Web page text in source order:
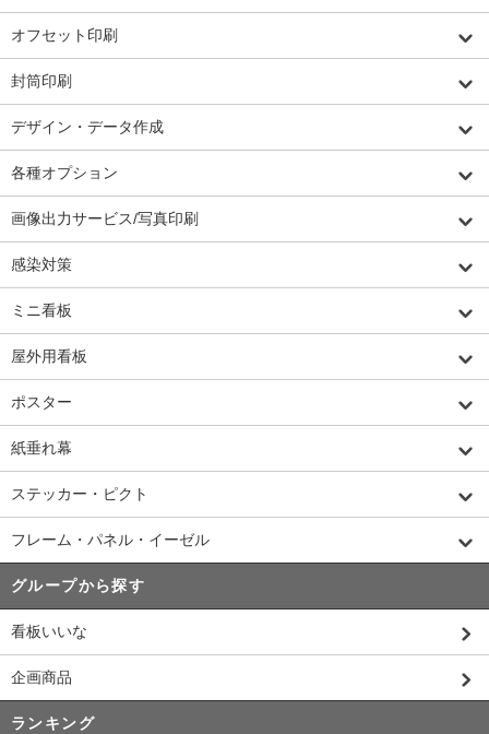
オフセット印刷
封筒印刷
デザイン・データ作成
各種オプション
画像出力サービス/写真印刷
感染対策
ミニ看板
屋外用看板
ポスター
紙垂れ幕
ステッカー・ピクト
フレーム・パネル・イーゼル
グループから探す
看板いいな
企画商品
ランキング